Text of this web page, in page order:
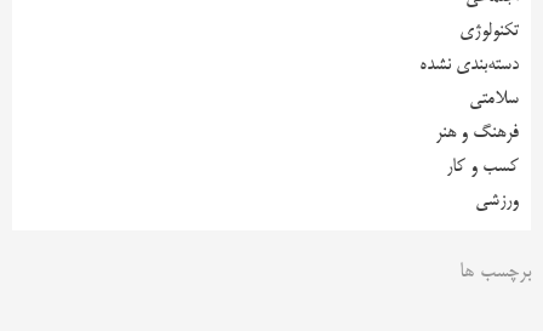
تکنولوژی
دسته‌بندی نشده
سلامتی
فرهنگ و هنر
کسب و کار
ورزشی
برچسب ها